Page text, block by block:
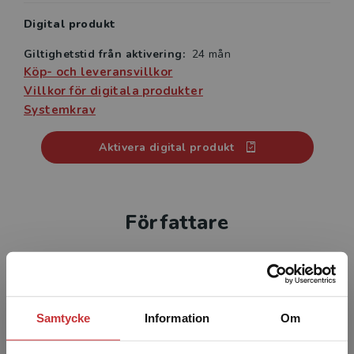
Samtycke Information Om
Digital produkt
Giltighetstid från aktivering: 24 mån
Köp- och leveransvillkor
Villkor för digitala produkter
Systemkrav
Aktivera digital produkt
Författare